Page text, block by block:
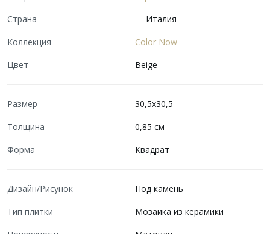
Страна
Италия
Коллекция
Color Now
Цвет
Beige
Размер
30,5x30,5
Толщина
0,85 см
Форма
Квадрат
Дизайн/Рисунок
Под камень
Тип плитки
Мозаика из керамики